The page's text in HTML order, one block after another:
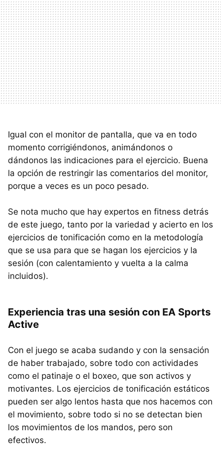
Igual con el monitor de pantalla, que va en todo
momento corrigiéndonos, animándonos o
dándonos las indicaciones para el ejercicio. Buena
la opción de restringir las comentarios del monitor,
porque a veces es un poco pesado.
Se nota mucho que hay expertos en fitness detrás
de este juego, tanto por la variedad y acierto en los
ejercicios de tonificación como en la metodología
que se usa para que se hagan los ejercicios y la
sesión (con calentamiento y vuelta a la calma
incluidos).
Experiencia tras una sesión con EA Sports
Active
Con el juego se acaba sudando y con la sensación
de haber trabajado, sobre todo con actividades
como el patinaje o el boxeo, que son activos y
motivantes. Los ejercicios de tonificación estáticos
pueden ser algo lentos hasta que nos hacemos con
el movimiento, sobre todo si no se detectan bien
los movimientos de los mandos, pero son
efectivos.